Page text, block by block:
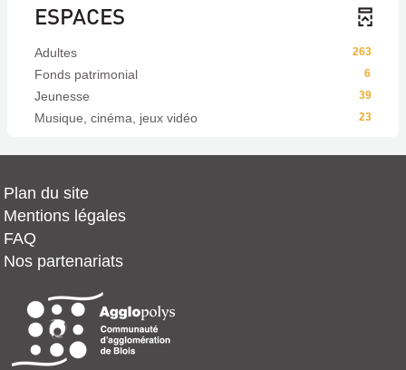
ESPACES
263
Adultes
6
Fonds patrimonial
39
Jeunesse
23
Musique, cinéma, jeux vidéo
Plan du site
Mentions légales
FAQ
Nos partenariats